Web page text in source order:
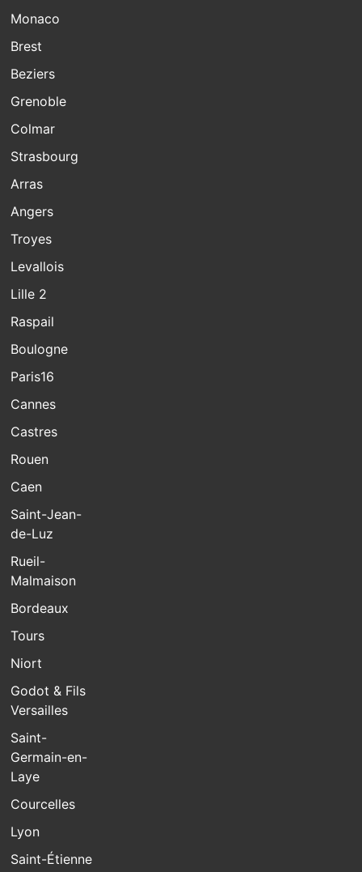
Monaco
Brest
Beziers
Grenoble
Colmar
Strasbourg
Arras
Angers
Troyes
Levallois
Lille 2
Raspail
Boulogne
Paris16
Cannes
Castres
Rouen
Caen
Saint-Jean-
de-Luz
Rueil-
Malmaison
Bordeaux
Tours
Niort
Godot & Fils
Versailles
Saint-
Germain-en-
Laye
Courcelles
Lyon
Saint-Étienne